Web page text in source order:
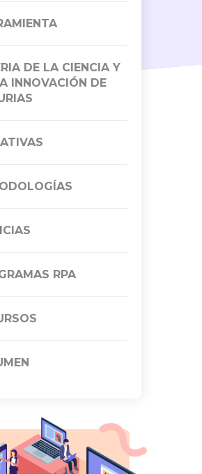
DE LA CIENCIA Y
INNOVACIÓN DE
RPA